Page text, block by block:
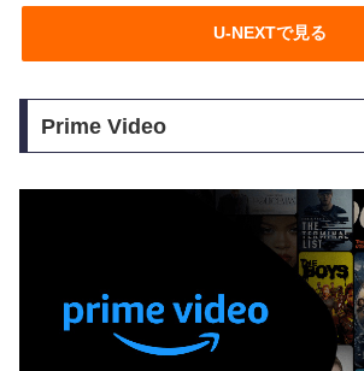
U-NEXTで見る
Prime Video